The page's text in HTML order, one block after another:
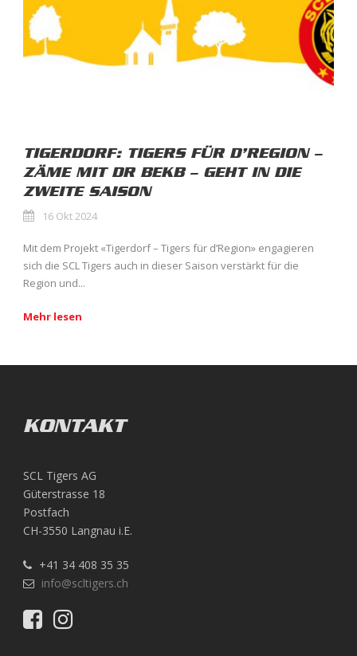
TIGERDORF: TIGERS FÜR D’REGION –
ZÄME MIT DR BEKB – GEHT IN DIE
ZWEITE SAISON
16 Okt 2024
Mit dem Projekt «Tigerdorf – Tigers für d’Region» engagieren
sich die SCL Tigers auch in dieser Saison verstärkt für die
Region und...
Mehr lesen
KONTAKT
SCL Tigers AG
Güterstrasse 18
Postfach
CH-3550 Langnau i.E.
+41 34 408 35 35
info@scltigers.ch